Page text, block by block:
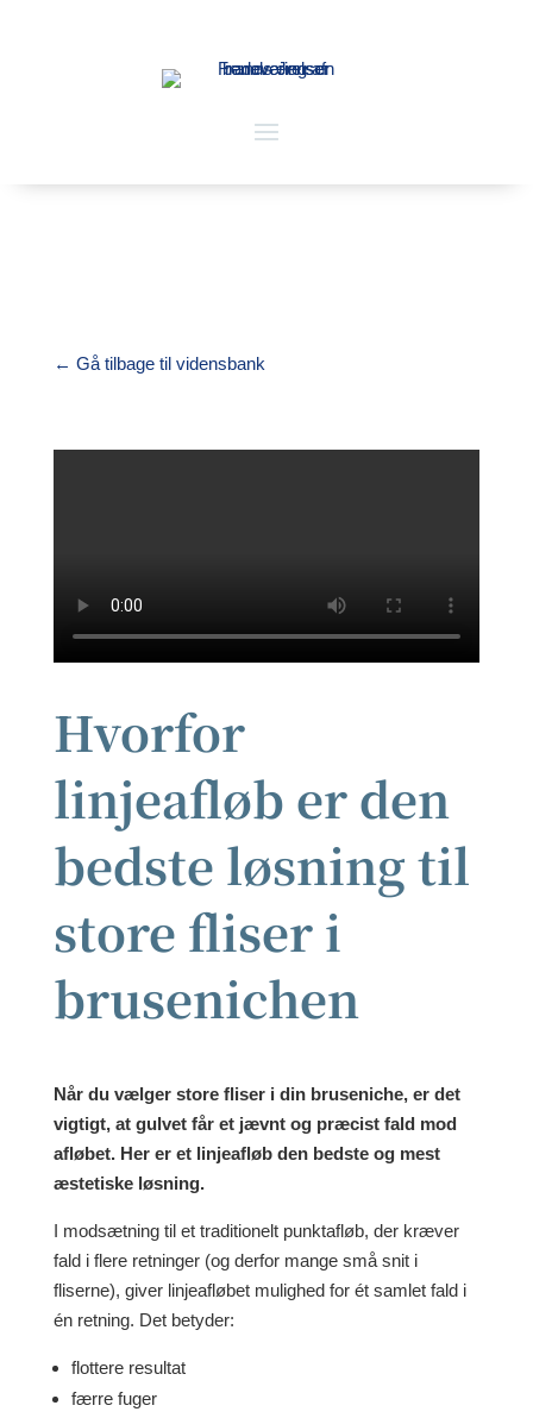
← Gå tilbage til vidensbank
Hvorfor
linjeafløb er den
bedste løsning til
store fliser i
brusenichen
Når du vælger store fliser i din bruseniche, er det
vigtigt, at gulvet får et jævnt og præcist fald mod
afløbet. Her er et linjeafløb den bedste og mest
æstetiske løsning.
I modsætning til et traditionelt punktafløb, der kræver
fald i flere retninger (og derfor mange små snit i
fliserne), giver linjeafløbet mulighed for ét samlet fald i
én retning. Det betyder:
flottere resultat
færre fuger